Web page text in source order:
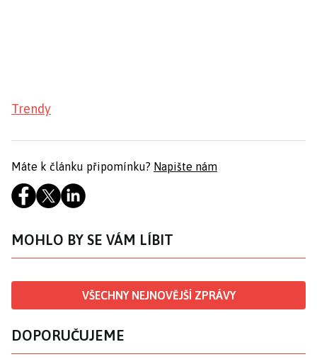
Trendy
Máte k článku připomínku? Napište nám
MOHLO BY SE VÁM LÍBIT
VŠECHNY NEJNOVĚJŠÍ ZPRÁVY
DOPORUČUJEME